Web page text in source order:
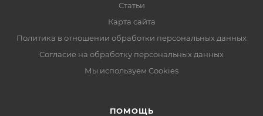
Статьи
Карта сайта
Политика в отношении обработки персональных данных
Согласие на обработку персональных данных
Мы используем Cookies
ПОМОЩЬ